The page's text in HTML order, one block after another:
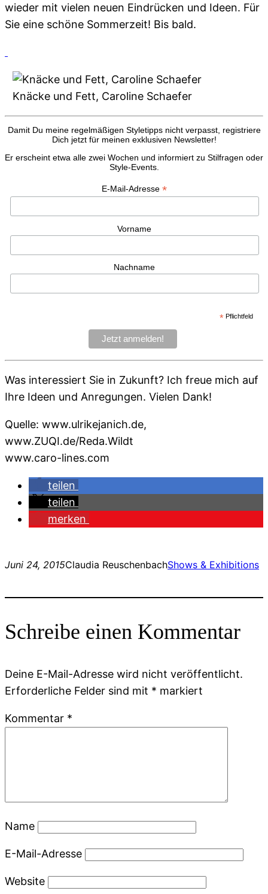
wieder mit vielen neuen Eindrücken und Ideen. Für
Sie eine schöne Sommerzeit! Bis bald.
Knäcke und Fett, Caroline Schaefer
Damit Du meine regelmäßigen Styletipps nicht verpasst, registriere
Dich jetzt für meinen exklusiven Newsletter!
Er erscheint etwa alle zwei Wochen und informiert zu Stilfragen oder
Style-Events.
E-Mail-Adresse *
Vorname
Nachname
*Pflichtfeld
Was interessiert Sie in Zukunft? Ich freue mich auf
Ihre Ideen und Anregungen. Vielen Dank!
Quelle: www.ulrikejanich.de,
www.ZUQI.de/Reda.Wildt
www.caro-lines.com
teilen
teilen
merken
Juni 24, 2015Claudia ReuschenbachShows & Exhibitions
Schreibe einen Kommentar
Deine E-Mail-Adresse wird nicht veröffentlicht.
Erforderliche Felder sind mit * markiert
Kommentar *
Name
E-Mail-Adresse
Website